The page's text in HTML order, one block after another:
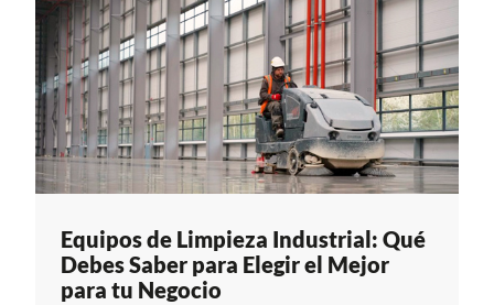
Equipos de Limpieza Industrial: Qué
Debes Saber para Elegir el Mejor
para tu Negocio